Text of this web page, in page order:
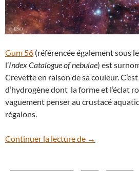
Gum 56 (référencée également sous
l’Index Catalogue of nebulae) est
Crevette en raison de sa couleur.
d’hydrogène dont la forme et l’éclat
vaguement penser au crustacé
régalons.
Continuer la lecture de L’ESO nous
→